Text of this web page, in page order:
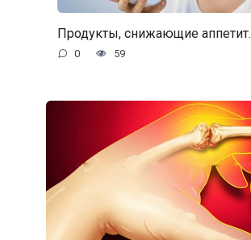
Продукты, снижающие аппетит.
0 59